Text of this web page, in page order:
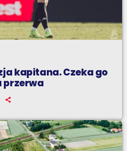
kapitana. Czeka go
przerwa